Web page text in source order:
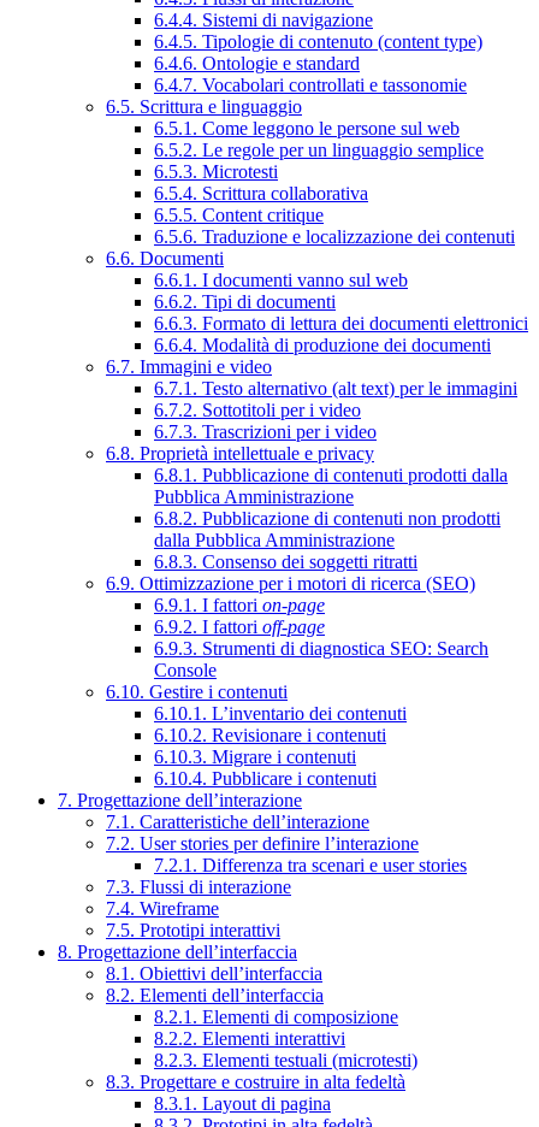
6.4.4. Sistemi di navigazione
6.4.5. Tipologie di contenuto (content type)
6.4.6. Ontologie e standard
6.4.7. Vocabolari controllati e tassonomie
6.5. Scrittura e linguaggio
6.5.1. Come leggono le persone sul web
6.5.2. Le regole per un linguaggio semplice
6.5.3. Microtesti
6.5.4. Scrittura collaborativa
6.5.5. Content critique
6.5.6. Traduzione e localizzazione dei contenuti
6.6. Documenti
6.6.1. I documenti vanno sul web
6.6.2. Tipi di documenti
6.6.3. Formato di lettura dei documenti elettronici
6.6.4. Modalità di produzione dei documenti
6.7. Immagini e video
6.7.1. Testo alternativo (alt text) per le immagini
6.7.2. Sottotitoli per i video
6.7.3. Trascrizioni per i video
6.8. Proprietà intellettuale e privacy
6.8.1. Pubblicazione di contenuti prodotti dalla
Pubblica Amministrazione
6.8.2. Pubblicazione di contenuti non prodotti
dalla Pubblica Amministrazione
6.8.3. Consenso dei soggetti ritratti
6.9. Ottimizzazione per i motori di ricerca (SEO)
6.9.1. I fattori on-page
6.9.2. I fattori off-page
6.9.3. Strumenti di diagnostica SEO: Search
Console
6.10. Gestire i contenuti
6.10.1. L’inventario dei contenuti
6.10.2. Revisionare i contenuti
6.10.3. Migrare i contenuti
6.10.4. Pubblicare i contenuti
7. Progettazione dell’interazione
7.1. Caratteristiche dell’interazione
7.2. User stories per definire l’interazione
7.2.1. Differenza tra scenari e user stories
7.3. Flussi di interazione
7.4. Wireframe
7.5. Prototipi interattivi
8. Progettazione dell’interfaccia
8.1. Obiettivi dell’interfaccia
8.2. Elementi dell’interfaccia
8.2.1. Elementi di composizione
8.2.2. Elementi interattivi
8.2.3. Elementi testuali (microtesti)
8.3. Progettare e costruire in alta fedeltà
8.3.1. Layout di pagina